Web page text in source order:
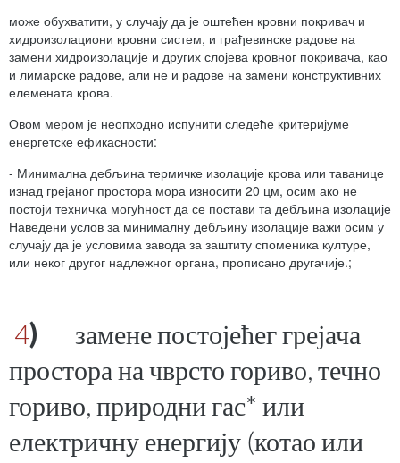
може обухватити, у случају да је оштећен кровни покривач и
хидроизолациони кровни систем, и грађевинске радове на
замени хидроизолације и других слојева кровног покривача, као
и лимарске радове, али не и радове на замени конструктивних
елемената крова.
Овом мером је неопходно испунити следеће критеријуме
енергетске ефикасности:
- Минимална дебљина термичке изолације крова или таванице
изнад грејаног простора мора износити 20 цм, осим ако не
постоји техничка могућност да се постави та дебљина изолације
Наведени услов за минималну дебљину изолације важи осим у
случају да је условима завода за заштиту споменика културе,
или неког другог надлежног органа, прописано другачије.;
4) замене постојећег грејача
простора на чврсто гориво, течно
гориво, природни гас* или
електричну енергију (котао или